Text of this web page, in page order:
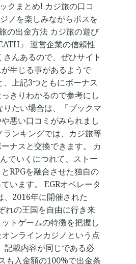
クまとめ! カジ旅の口コ
ノを楽しみながらボスを
の出金方法 カジ旅の遊び
』 運営企業の信頼性
んあるので、ぜひサイト
生じる事があるようで
上記3つともにボーナス
きりわかるので参考にし
たい場合は、「ブックマ
悪い口コミがみられまし
ンキングでは、カジ旅等
ナスと交換できます。 カ
でいくにつれて、ストー
RPGを融合させた独自の
います。 EGRオペレータ
2016年に開催された
れの王国を自由に行き来
トゲームの特徴を把握し
ンラインカジノという点
記載内容が同じである必
も入金額の100%で出金条